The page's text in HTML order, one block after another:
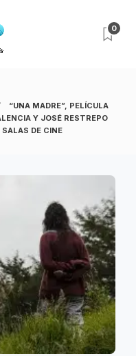
0
“UNA MADRE”, PELÍCULA
Y JOSÉ RESTREPO
SALAS DE CINE